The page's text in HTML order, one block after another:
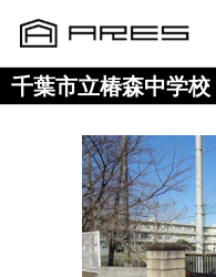
千葉市立椿森中学校